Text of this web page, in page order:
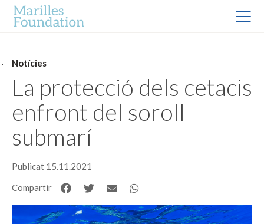
Notícies
La protecció dels cetacis
enfront del soroll
submarí
Publicat 15.11.2021
Compartir